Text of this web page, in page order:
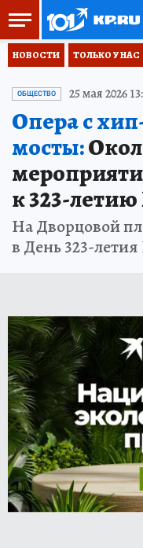
НОВОСТИ ТОЛЬКО У НАС
ОБЩЕСТВО 25 мая 2026
Опера с
мосты:
к 323-
На Дворцовой
в День 323-